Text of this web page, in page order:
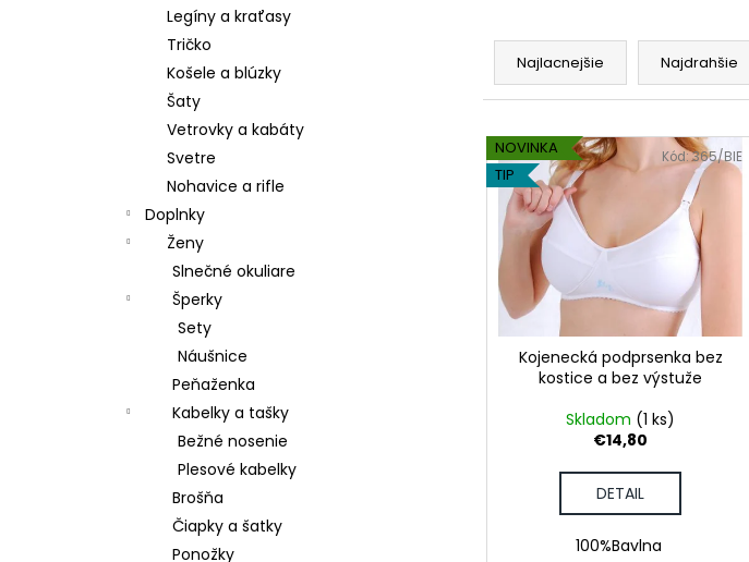
Legíny a kraťasy
Tričko
Košele a blúzky
Šaty
Vetrovky a kabáty
Svetre
Nohavice a rifle
Doplnky
Ženy
Slnečné okuliare
Šperky
Sety
Náušnice
Peňaženka
Kabelky a tašky
Bežné nosenie
Plesové kabelky
Brošňa
Čiapky a šatky
Ponožky
R
d
n
i
o
Najlacnejšie Najdrahšie
V
ý
p
p
o
NOVINKA
TIP
Kojenecká podprsenka bez
kostice a bez výstuže
Skladom (1 ks)
€14,80
DETAIL
100%Bavlna
Kód:365/BIE
DÁMSKE PAPUČE
€15,80
POHÁR K VÝROČIU
€18,90